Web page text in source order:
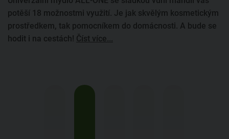
potěší 18 možnostmi využití. Je jak skvělým kosmetickým
prostředkem, tak pomocníkem do domácnosti. A bude se
hodit i na cestách! Číst více...